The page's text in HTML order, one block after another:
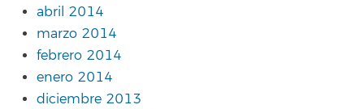
abril 2014
marzo 2014
febrero 2014
enero 2014
diciembre 2013